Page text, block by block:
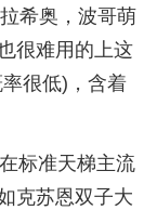
希奥，波哥萌
很难用的上这
很低)，含着
标准天梯主流
克苏恩双子大